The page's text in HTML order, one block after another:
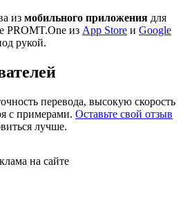
из мобильного приложения для
PROMT.One из App Store и Google
рукой.
перевода, высокую скорость
с примерами. Оставьте свой отзыв
лучше.
на сайте